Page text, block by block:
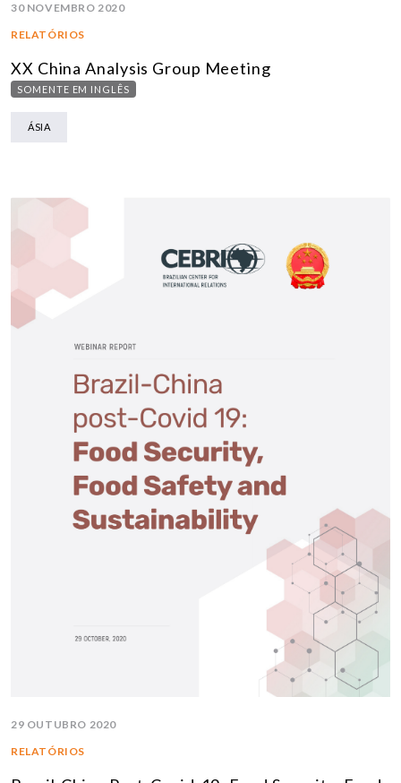
30 NOVEMBRO 2020
RELATÓRIOS
XX China Analysis Group Meeting
SOMENTE EM INGLÊS
ÁSIA
29 OUTUBRO 2020
RELATÓRIOS